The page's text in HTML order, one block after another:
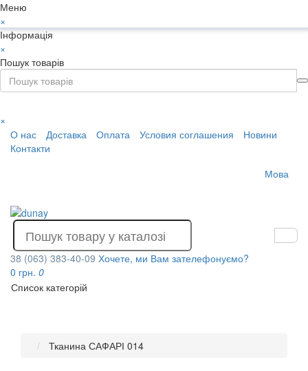
Меню
×
Інформація
×
Пошук товарів
×
О нас
Доставка Оплата Условия соглашения
Новини
Контакти
Мова
38 (063) 383-40-09 Хочете, ми Вам зателефонуємо?
0 грн. 0
Список категорій
Тканина САФАРІ 014